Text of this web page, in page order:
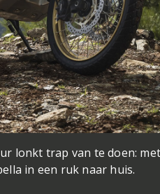
lonkt trap van te doen:
in een ruk naar huis.